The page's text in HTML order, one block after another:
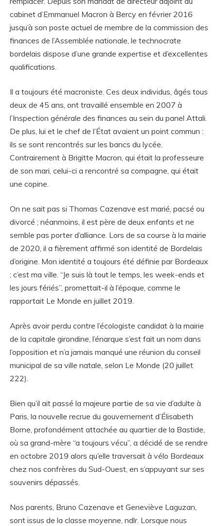
cabinet d’Emmanuel Macron à Bercy en février 2016
jusqu’à son poste actuel de membre de la commission des
finances de l’Assemblée nationale, le technocrate
bordelais dispose d’une grande expertise et d’excellentes
qualifications.
Il a toujours été macroniste. Ces deux individus, âgés tous
deux de 45 ans, ont travaillé ensemble en 2007 à
l’Inspection générale des finances au sein du panel Attali.
De plus, lui et le chef de l’État avaient un point commun :
ils se sont rencontrés sur les bancs du lycée.
Contrairement à Brigitte Macron, qui était la professeure
de son mari, celui-ci a rencontré sa compagne, qui était
une copine.
On ne sait pas si Thomas Cazenave est marié, pacsé ou
divorcé ; néanmoins, il est père de deux enfants et ne
semble pas porter d’alliance. Lors de sa course à la mairie
de 2020, il a fièrement affirmé son identité de Bordelais
d’origine. Mon identité a toujours été définie par Bordeaux
; c’est ma ville. “Je suis là tout le temps, les week-ends et
les jours fériés”, promettait-il à l’époque, comme le
rapportait Le Monde en juillet 2019.
Après avoir perdu contre l’écologiste candidat à la mairie
de la capitale girondine, l’énarque s’est fait un nom dans
l’opposition et n’a jamais manqué une réunion du conseil
municipal de sa ville natale, selon Le Monde (20 juillet
222).
Bien qu’il ait passé la majeure partie de sa vie d’adulte à
Paris, la nouvelle recrue du gouvernement d’Élisabeth
Borne, profondément attachée au quartier de la Bastide,
où sa grand-mère “a toujours vécu”, a décidé de se rendre
en octobre 2019 alors qu’elle traversait à vélo Bordeaux
chez nos confrères du Sud-Ouest, en s’appuyant sur ses
souvenirs dépassés.
Nos parents, Bruno Cazenave et Geneviève Laguzan,
sont issus de la classe moyenne, ndlr. Lorsque nous